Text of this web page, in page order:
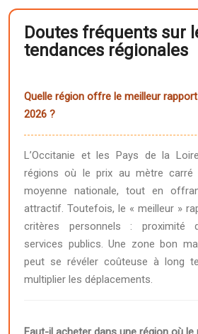
Doutes fréquents sur
tendances régionales
Quelle région offre le meilleur
2026 ?
L’Occitanie et les Pays de la
régions où le prix au mètre
moyenne nationale, tout en
attractif. Toutefois, le « meilleur »
critères personnels : proximité
services publics. Une zone bon
peut se révéler coûteuse à long
multiplier les déplacements.